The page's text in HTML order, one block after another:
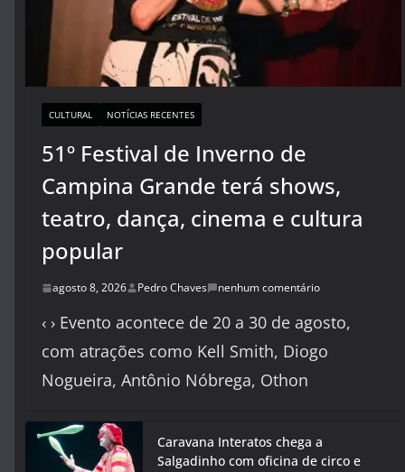
CULTURAL NOTÍCIAS RECENTES
51º Festival de Inverno de
Campina Grande terá shows,
teatro, dança, cinema e cultura
popular
agosto 8, 2026 Pedro Chaves nenhum comentário
‹ › Evento acontece de 20 a 30 de agosto,
com atrações como Kell Smith, Diogo
Nogueira, Antônio Nóbrega, Othon
Caravana Interatos chega a
Salgadinho com oficina de circo e